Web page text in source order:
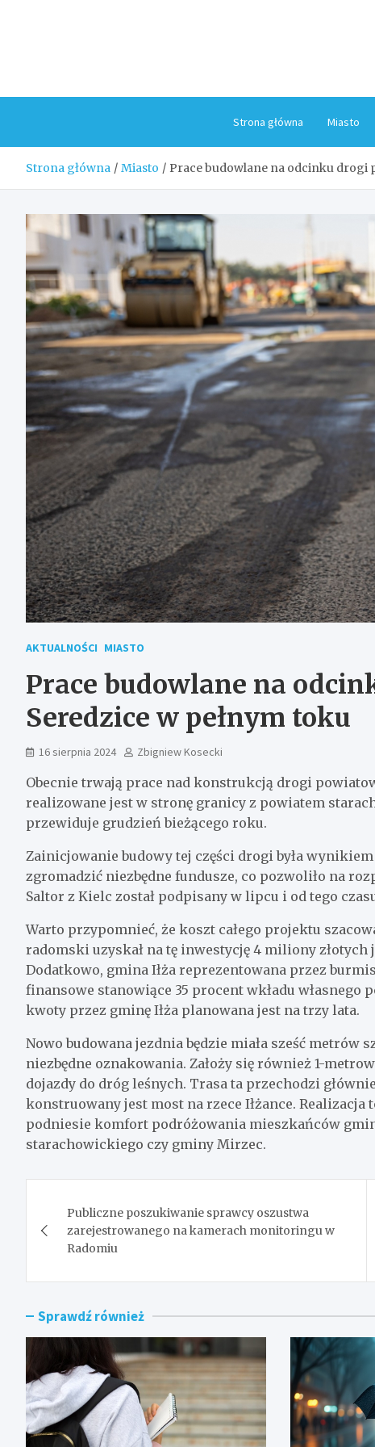
Strona główna Miasto
Strona główna Miasto Prace budowlane na odcinku drogi
AKTUALNOŚCI MIASTO
Prace budowlane na
Seredzice w pełnym toku
16 sierpnia 2024 Zbigniew Kosecki
Obecnie trwają prace nad konstrukcją drogi
realizowane jest w stronę granicy z powiatem
przewiduje grudzień bieżącego roku.
Zainicjowanie budowy tej części drogi była wynikiem
zgromadzić niezbędne fundusze, co pozwoliło na
Saltor z Kielc został podpisany w lipcu i od tego
Warto przypomnieć, że koszt całego projektu
radomski uzyskał na tę inwestycję 4 miliony złotych
Dodatkowo, gmina Iłża reprezentowana przez
finansowe stanowiące 35 procent wkładu własnego
kwoty przez gminę Iłża planowana jest na trzy lata.
Nowo budowana jezdnia będzie miała sześć
niezbędne oznakowania. Założy się również 1-
dojazdy do dróg leśnych. Trasa ta przechodzi
konstruowany jest most na rzece Iłżance.
podniesie komfort podróżowania mieszkańców
starachowickiego czy gminy Mirzec.
wpisu
Publiczne poszukiwanie sprawcy oszustwa
zarejestrowanego na kamerach monitoringu w
Radomiu
Sprawdź również